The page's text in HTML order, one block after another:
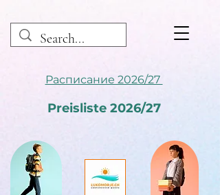
Расписание 2026/27
Preisliste 2026/27